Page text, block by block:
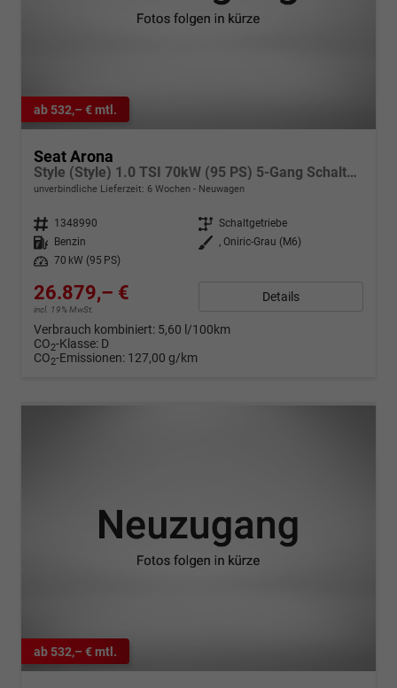
ab 532,– € mtl.
Seat Arona
Style (Style) 1.0 TSI 70kW (95 PS) 5-Gang Schaltgetriebe
unverbindliche Lieferzeit: 6 Wochen Neuwagen
Fahrzeugnr. 1348990 Getriebe Schaltgetriebe
Kraftstoff
Benzin Außenfarbe
, Oniric-Grau (M6)
Leistung
70 kW (95 PS)
26.879,– €
incl. 19% MwSt.
Details
Verbrauch kombiniert: 5,60 l/100km
CO2-Klasse: D
CO2-Emissionen: 127,00 g/km
ab 532,– € mtl.